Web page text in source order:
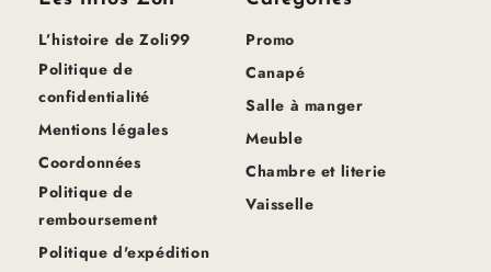
L’histoire de Zoli99
Politique de
confidentialité
Mentions légales
Coordonnées
Politique de
remboursement
Politique d'expédition
Promo
Canapé
Salle à manger
Meuble
Chambre et literie
Vaisselle